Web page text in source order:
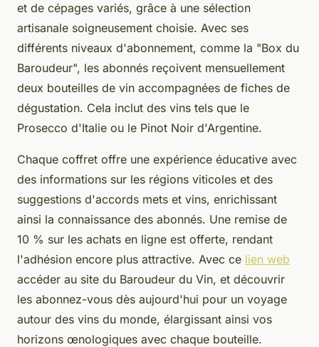
et de cépages variés, grâce à une sélection
artisanale soigneusement choisie. Avec ses
différents niveaux d'abonnement, comme la "Box du
Baroudeur", les abonnés reçoivent mensuellement
deux bouteilles de vin accompagnées de fiches de
dégustation. Cela inclut des vins tels que le
Prosecco d'Italie ou le Pinot Noir d'Argentine.
Chaque coffret offre une expérience éducative avec
des informations sur les régions viticoles et des
suggestions d'accords mets et vins, enrichissant
ainsi la connaissance des abonnés. Une remise de
10 % sur les achats en ligne est offerte, rendant
l'adhésion encore plus attractive. Avec ce lien web
accéder au site du Baroudeur du Vin, et découvrir
les abonnez-vous dès aujourd'hui pour un voyage
autour des vins du monde, élargissant ainsi vos
horizons œnologiques avec chaque bouteille.